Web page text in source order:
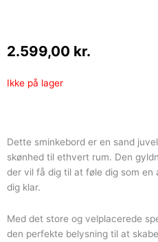
2.599,00 kr.
Ikke på lager
Dette sminkebord er en sand
skønhed til ethvert rum. Den
der vil få dig til at føle dig som
dig klar.
Med det store og velplacerede
den perfekte belysning til at